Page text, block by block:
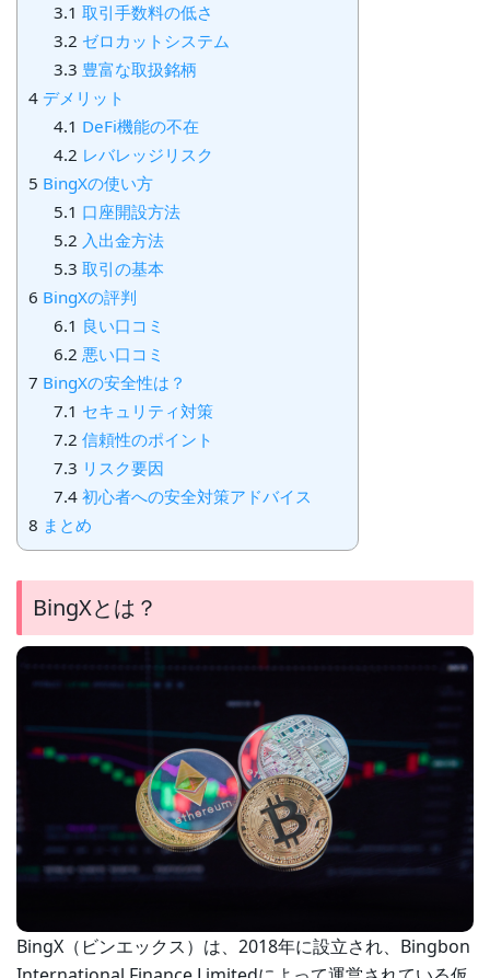
3.1 取引手数料の低さ
3.2 ゼロカットシステム
3.3 豊富な取扱銘柄
4 デメリット
4.1 DeFi機能の不在
4.2 レバレッジリスク
5 BingXの使い方
5.1 口座開設方法
5.2 入出金方法
5.3 取引の基本
6 BingXの評判
6.1 良い口コミ
6.2 悪い口コミ
7 BingXの安全性は？
7.1 セキュリティ対策
7.2 信頼性のポイント
7.3 リスク要因
7.4初心者への安全対策アドバイス
8 まとめ
BingXとは？
BingX（ビンエックス）は、2018年に設立され、Bingbon